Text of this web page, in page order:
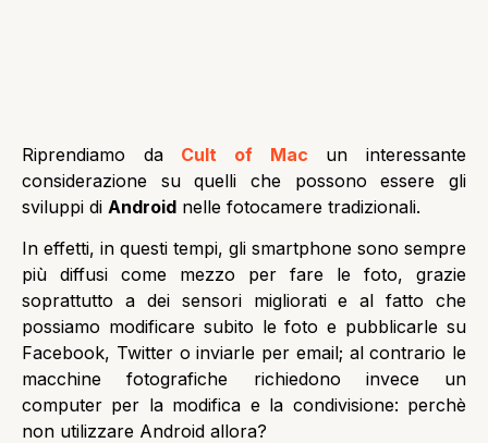
Riprendiamo da Cult of Mac un interessante
considerazione su quelli che possono essere gli
sviluppi di Android nelle fotocamere tradizionali.
In effetti, in questi tempi, gli smartphone sono sempre
più diffusi come mezzo per fare le foto, grazie
soprattutto a dei sensori migliorati e al fatto che
possiamo modificare subito le foto e pubblicarle su
Facebook, Twitter o inviarle per email; al contrario le
macchine fotografiche richiedono invece un
computer per la modifica e la condivisione: perchè
non utilizzare Android allora?